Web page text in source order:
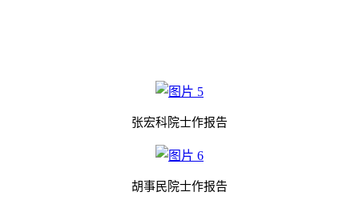
张宏科院士作报告
胡事民院士作报告